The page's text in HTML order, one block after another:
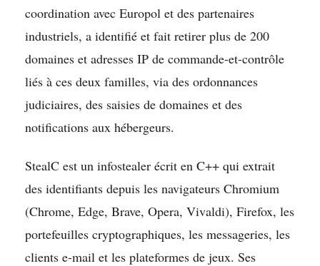
coordination avec Europol et des partenaires
industriels, a identifié et fait retirer plus de 200
domaines et adresses IP de commande-et-contrôle
liés à ces deux familles, via des ordonnances
judiciaires, des saisies de domaines et des
notifications aux hébergeurs.
StealC est un infostealer écrit en C++ qui extrait
des identifiants depuis les navigateurs Chromium
(Chrome, Edge, Brave, Opera, Vivaldi), Firefox, les
portefeuilles cryptographiques, les messageries, les
clients e-mail et les plateformes de jeux. Ses